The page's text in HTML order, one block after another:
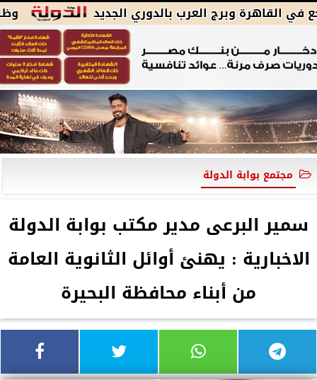
وظائف
مجتمع بوابة الدولة
سمير البرعى مدير مكتب بوابة الدولة
الاخبارية : يهنئ أوائل الثانوية العامة
من أبناء محافظة البحيرة